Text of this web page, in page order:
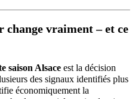
change vraiment – et ce
saison Alsace est la décision
des signaux identifiés plus
économiquement la